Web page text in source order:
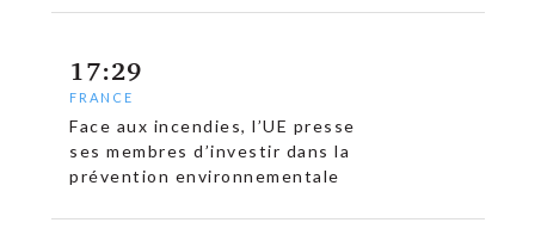
17:29
FRANCE
Face aux incendies, l’UE presse
ses membres d’investir dans la
prévention environnementale